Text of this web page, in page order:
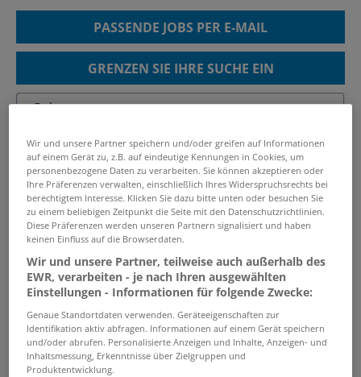
PASSENDE JOBS PER E-MAIL
GRENZEN SIE IHRE SUCHE EIN
Personalsachbearbeiter / HR-
Sachbearbeiter (m/w/d)
24.07.2026 /GiP – Ganztag in Partnerschaft e.V.
/ Pulheim
HR-Sachbearbeiter
Personalbetreuung (w/m/d)
30.07.2026 /Salzgitter Mannesmann Grobblech
GmbH / Mülheim an der Ruhr
Personalsachbearbeiter (m/w/d)
Wir und unsere Partner speichern und/oder greifen auf Informationen
auf einem Gerät zu, z.B. auf eindeutige Kennungen in Cookies, um
personenbezogene Daten zu verarbeiten. Sie können akzeptieren oder
Ihre Präferenzen verwalten, einschließlich Ihres Widerspruchsrechts bei
berechtigtem Interesse. Klicken Sie dazu bitte unten oder besuchen Sie
zu einem beliebigen Zeitpunkt die Seite mit den Datenschutzrichtlinien.
Diese Präferenzen werden unseren Partnern signalisiert und haben
keinen Einfluss auf die Browserdaten.
Wir und unsere Partner, teilweise auch außerhalb des
EWR, verarbeiten - je nach Ihren ausgewählten
Einstellungen - Informationen für folgende Zwecke:
Genaue Standortdaten verwenden. Geräteeigenschaften zur
Identifikation aktiv abfragen. Informationen auf einem Gerät speichern
und/oder abrufen. Personalisierte Anzeigen und Inhalte, Anzeigen- und
Inhaltsmessung, Erkenntnisse über Zielgruppen und
Produktentwicklung.